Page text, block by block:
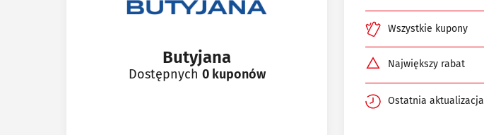
Butyjana
Dostępnych 0 kuponów
Wszystkie kupony
Największy rabat
Ostatnia aktualizacja